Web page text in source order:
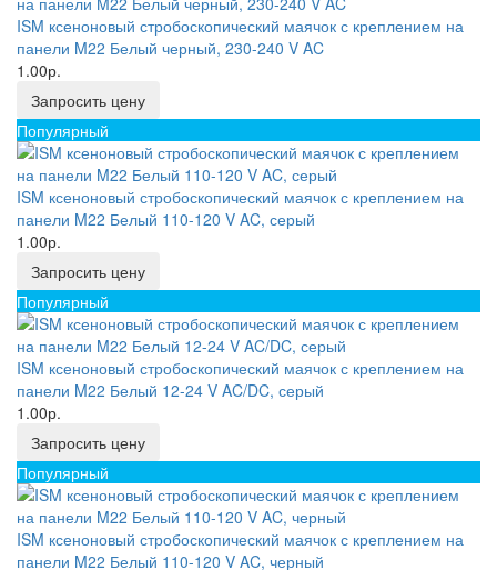
ISM ксеноновый стробоскопический маячок с креплением на
панели M22 Белый черный, 230-240 V AC
1.00р.
Запросить цену
Популярный
ISM ксеноновый стробоскопический маячок с креплением на
панели M22 Белый 110-120 V AC, серый
1.00р.
Запросить цену
Популярный
ISM ксеноновый стробоскопический маячок с креплением на
панели M22 Белый 12-24 V AC/DC, серый
1.00р.
Запросить цену
Популярный
ISM ксеноновый стробоскопический маячок с креплением на
панели M22 Белый 110-120 V AC, черный